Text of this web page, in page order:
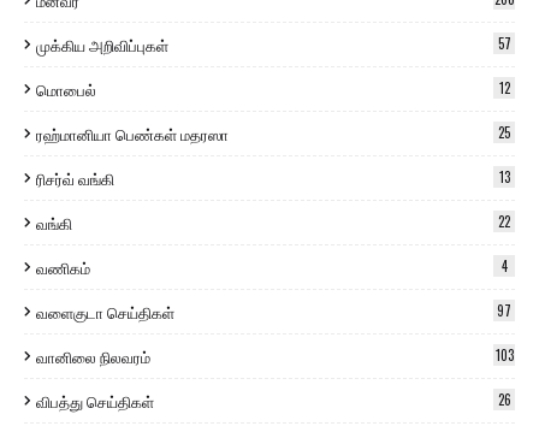
முக்கிய அறிவிப்புகள் 57
மொபைல் 12
ரஹ்மானியா பெண்கள் மதரஸா 25
ரிசர்வ் வங்கி 13
வங்கி 22
வணிகம் 4
வளைகுடா செய்திகள் 97
வானிலை நிலவரம் 103
விபத்து செய்திகள் 26